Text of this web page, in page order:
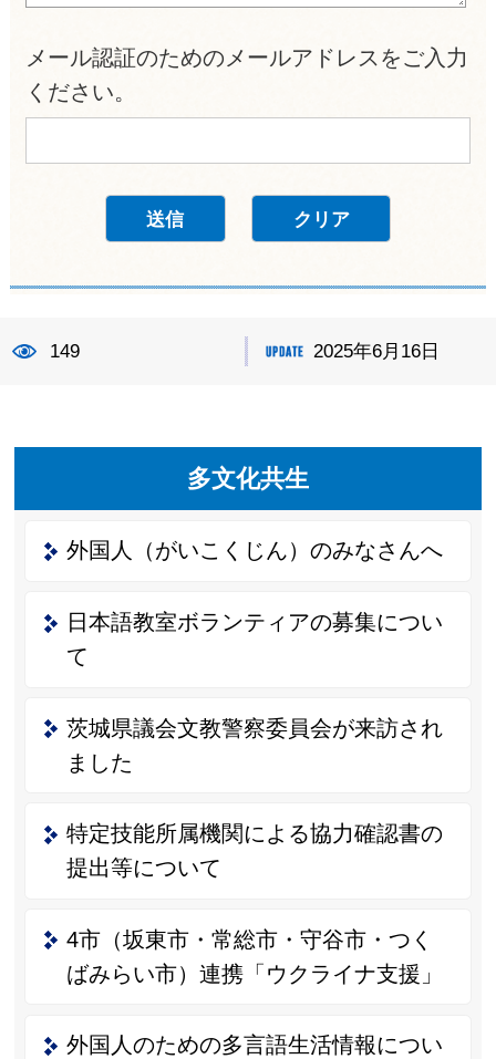
メール認証のためのメールアドレスをご入力
ください。
149 2025年6月16日
多文化共生
外国人（がいこくじん）のみなさんへ
日本語教室ボランティアの募集につい
て
茨城県議会文教警察委員会が来訪され
ました
特定技能所属機関による協力確認書の
提出等について
4市（坂東市・常総市・守谷市・つく
ばみらい市）連携「ウクライナ支援」
外国人のための多言語生活情報につい